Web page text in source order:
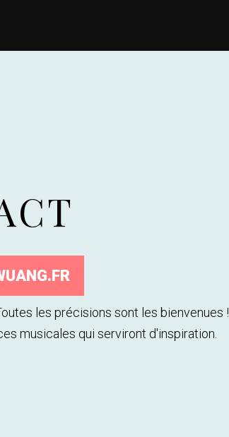
les précisions sont les bienvenues !
musicales qui serviront d'inspiration.